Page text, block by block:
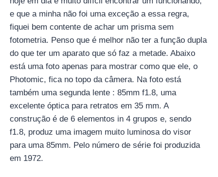
e que a minha não foi uma exceção a essa regra,
fiquei bem contente de achar um prisma sem
fotometria. Penso que é melhor não ter a função dupla
do que ter um aparato que só faz a metade. Abaixo
está uma foto apenas para mostrar como que ele, o
Photomic, fica no topo da câmera. Na foto está
também uma segunda lente : 85mm f1.8, uma
excelente óptica para retratos em 35 mm. A
construção é de 6 elementos in 4 grupos e, sendo
f1.8, produz uma imagem muito luminosa do visor
para uma 85mm. Pelo número de série foi produzida
em 1972.